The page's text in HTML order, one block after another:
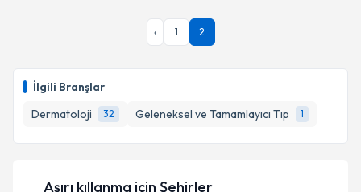
İlgili Branşlar
Dermatoloji
32 Geleneksel ve Tamamlayıcı Tıp 1
takvim hazırlandığında e-posta ile bilgilendireceğiz.
‹ 1 2
Aşırı kıllanma için Şehirler